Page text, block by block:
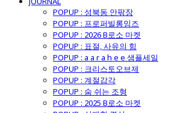
POPUP : 성북동 안팎장
POPUP : 프로퍼빌롱잉즈
POPUP : 2026 B로소 마켓
POPUP : 표절, 사유의 힘
POPUP : a a r a h e e 샘플세일
POPUP : 크리스토오브제
POPUP : 계절감각
POPUP : 숨 쉬는 조형
POPUP : 2025 B로소 마켓